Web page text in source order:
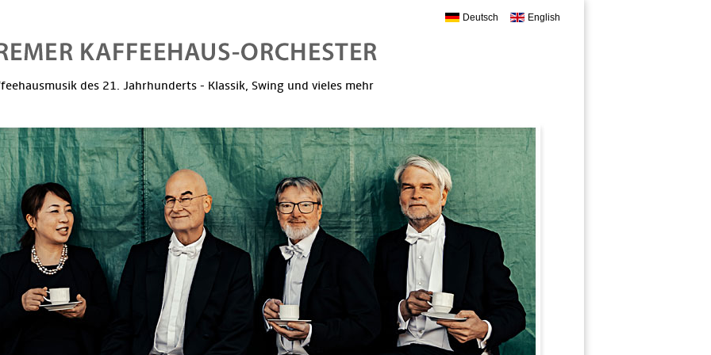
Deutsch English
des 21. Jahrhunderts - Klassik, Swing und vieles mehr